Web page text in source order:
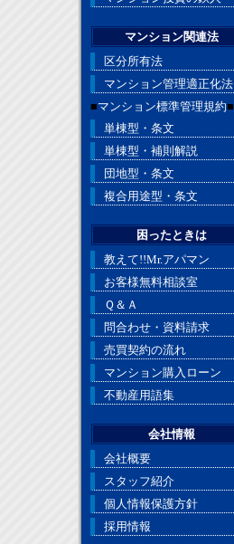
マンション関連法
区分所有法
マンション管理適正化法
■マンション標準管理規約■
単棟型・条文
単棟型・補則解説
団地型・条文
複合用途型・条文
困ったときは
教えて!!Mr.アパマン
お客様無料相談室
Ｑ＆Ａ
問合わせ・資料請求
売買契約の流れ
マンション購入ローン
不動産用語集
会社情報
会社概要
スタッフ紹介
個人情報保護方針
採用情報